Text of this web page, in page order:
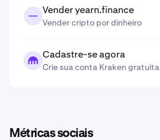
Vender yearn.finance
Vender cripto por dinheiro
Cadastre-se agora
Crie sua conta Kraken gratuita
Métricas sociais